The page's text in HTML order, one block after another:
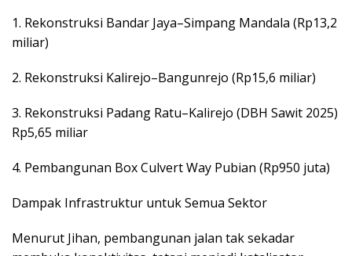
1. Rekonstruksi Bandar Jaya–Simpang Mandala (Rp13,2
miliar)
2. Rekonstruksi Kalirejo–Bangunrejo (Rp15,6 miliar)
3. Rekonstruksi Padang Ratu–Kalirejo (DBH Sawit 2025)
Rp5,65 miliar
4. Pembangunan Box Culvert Way Pubian (Rp950 juta)
Dampak Infrastruktur untuk Semua Sektor
Menurut Jihan, pembangunan jalan tak sekadar